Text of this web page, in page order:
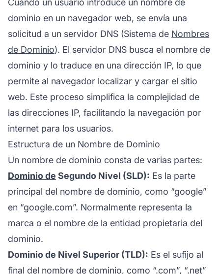
Cuando un usuario introduce un nombre de
dominio en un navegador web, se envía una
solicitud a un servidor DNS (Sistema de Nombres
de Dominio). El servidor DNS busca el nombre de
dominio y lo traduce en una dirección IP, lo que
permite al navegador localizar y cargar el sitio
web. Este proceso simplifica la complejidad de
las direcciones IP, facilitando la navegación por
internet para los usuarios.
Estructura de un Nombre de Dominio
Un nombre de dominio consta de varias partes:
Dominio de Segundo Nivel (SLD): Es la parte
principal del nombre de dominio, como “google”
en “google.com”. Normalmente representa la
marca o el nombre de la entidad propietaria del
dominio.
Dominio de Nivel Superior (TLD): Es el sufijo al
final del nombre de dominio, como “.com”, “.net”